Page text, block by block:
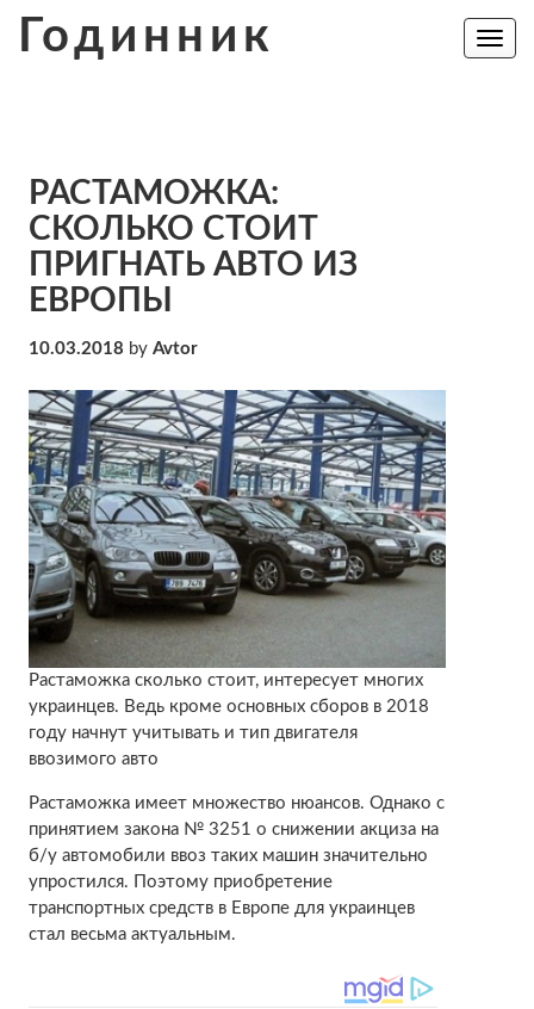
Годинник
Toggle
РАСТАМОЖКА:
СКОЛЬКО СТОИТ
ПРИГНАТЬ АВТО ИЗ
ЕВРОПЫ
10.03.2018 by Avtor
Растаможка сколько стоит, интересует многих
украинцев. Ведь кроме основных сборов в 2018
году начнут учитывать и тип двигателя
ввозимого авто
Растаможка имеет множество нюансов. Однако с
принятием закона № 3251 о снижении акциза на
б/у автомобили ввоз таких машин значительно
упростился. Поэтому приобретение
транспортных средств в Европе для украинцев
стал весьма актуальным.